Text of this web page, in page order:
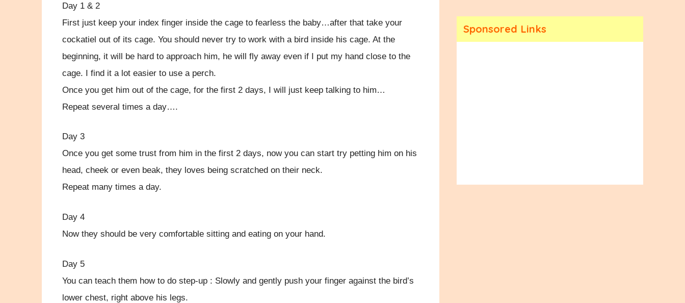
Day 1 & 2
First just keep your index finger inside the cage to fearless the baby…after that take your
cockatiel out of its cage. You should never try to work with a bird inside his cage. At the
beginning, it will be hard to approach him, he will fly away even if I put my hand close to the
cage. I find it a lot easier to use a perch.
Once you get him out of the cage, for the first 2 days, I will just keep talking to him…
Repeat several times a day….
Day 3
Once you get some trust from him in the first 2 days, now you can start try petting him on his
head, cheek or even beak, they loves being scratched on their neck.
Repeat many times a day.
Day 4
Now they should be very comfortable sitting and eating on your hand.
Day 5
You can teach them how to do step-up : Slowly and gently push your finger against the bird’s
lower chest, right above his legs.
Sponsored Links